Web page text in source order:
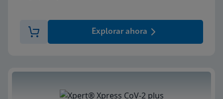
Explorar ahora